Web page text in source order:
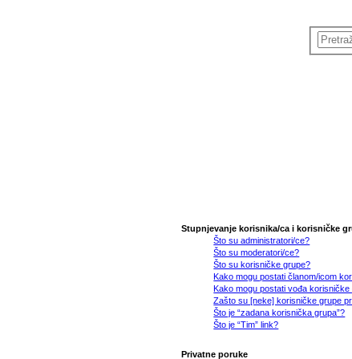
Stupnjevanje korisnika/ca i korisničke
Što su administratori/ce?
Što su moderatori/ce?
Što su korisničke grupe?
Kako mogu postati članom/icom
Kako mogu postati vođa korisničke
Zašto su [neke] korisničke grupe
Što je “zadana korisnička grupa”?
Što je “Tim” link?
Privatne poruke